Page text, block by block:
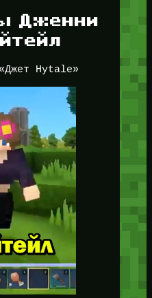
Дженни
Hytale»